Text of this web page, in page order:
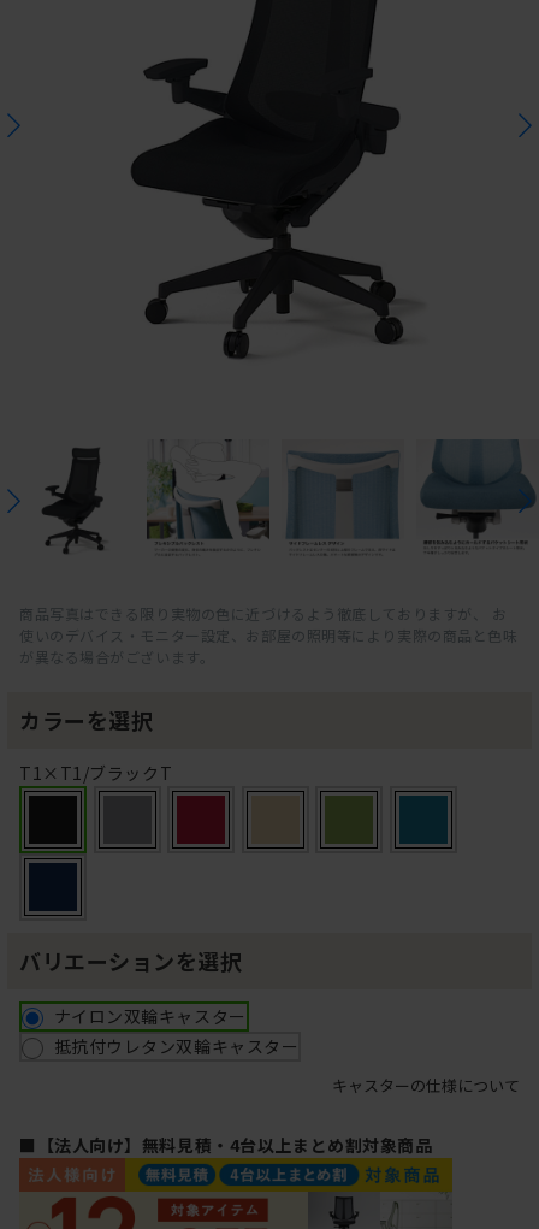
商品写真はできる限り実物の色に近づけるよう徹底しておりますが、 お
使いのデバイス・モニター設定、お部屋の照明等により実際の商品と色味
が異なる場合がございます。
カラーを選択
T1×T1/ブラックT
バリエーションを選択
ナイロン双輪キャスター
抵抗付ウレタン双輪キャスター
キャスターの仕様について
■【法人向け】無料見積・4台以上まとめ割対象商品